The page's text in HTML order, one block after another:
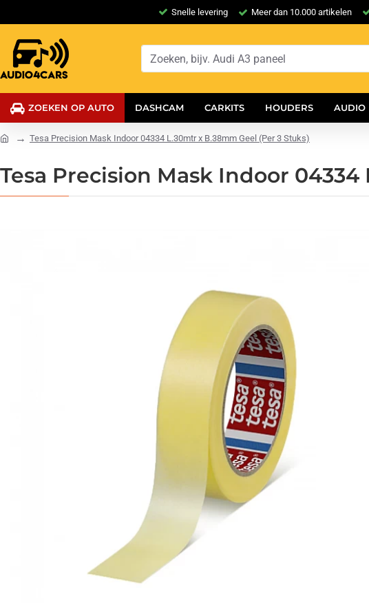
Snelle levering Meer dan 10.000 artikelen
ZOEKEN OP AUTO DASHCAM CARKITS HOUDERS AUDIO
Tesa Precision Mask Indoor 04334 L.30mtr x B.38mm Geel (Per 3 Stuks)
Tesa Precision Mask Indoor